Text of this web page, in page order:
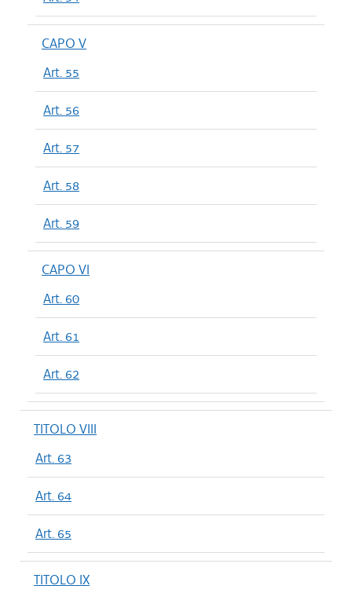
CAPO V
Art. 55
Art. 56
Art. 57
Art. 58
Art. 59
CAPO VI
Art. 60
Art. 61
Art. 62
TITOLO VIII
Art. 63
Art. 64
Art. 65
TITOLO IX